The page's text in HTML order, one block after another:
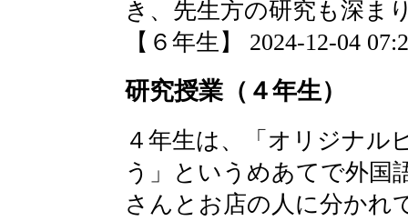
き、先生方の研究も深ま
【６年生】 2024-12-04
研究授業（４年生）
４年生は、「オリジナル
う」というめあてで外国
さんとお店の人に分かれ